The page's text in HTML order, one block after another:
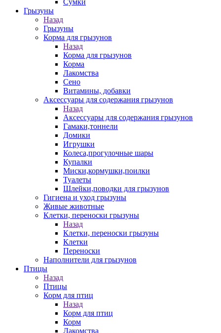
Сумки
Грызуны
Назад
Грызуны
Корма для грызунов
Назад
Корма для грызунов
Корма
Лакомства
Сено
Витамины, добавки
Аксессуары для содержания грызунов
Назад
Аксессуары для содержания грызунов
Гамаки,тоннели
Домики
Игрушки
Колеса,прогулочные шары
Купалки
Миски,кормушки,поилки
Туалеты
Шлейки,поводки для грызунов
Гигиена и уход грызуны
Живые животные
Клетки, переноски грызуны
Назад
Клетки, переноски грызуны
Клетки
Переноски
Наполнители для грызунов
Птицы
Назад
Птицы
Корм для птиц
Назад
Корм для птиц
Корм
Лакомства